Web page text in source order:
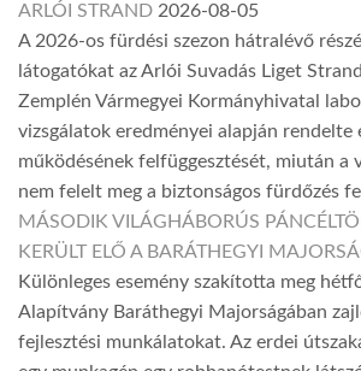
ARLÓI STRAND 2026-08-05
A 2026-os fürdési szezon hátralévő
látogatókat az Arlói Suvadás Liget
Zemplén Vármegyei Kormányhivatal
vizsgálatok eredményei alapján rendelte
működésének felfüggesztését, miután a
nem felelt meg a biztonságos fürdőzés
MÁSODIK VILÁGHÁBORÚS
KERÜLT ELŐ A BARÁTHEGYI
Különleges esemény szakította meg
Alapítvány Baráthegyi Majorságában
fejlesztési munkálatokat. Az erdei